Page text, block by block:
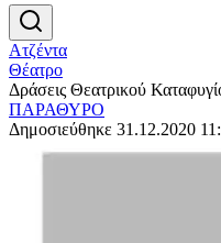
Ατζέντα
Θέατρο
Δράσεις Θεατρικού
ΠΑΡΑΘΥΡΟ
Δημοσιεύθηκε 31.12.2020